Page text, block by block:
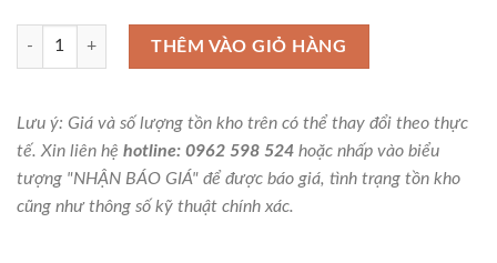
Máy khoan pin Dewalt DCD791N 18V ( Chưa Pin & Sạc ) số lượng
THÊM VÀO GIỎ HÀNG
Lưu ý: Giá và số lượng tồn kho trên có thể thay đổi theo thực
tế. Xin liên hệ hotline: 0962 598 524 hoặc nhấp vào biểu
tượng "NHẬN BÁO GIÁ" để được báo giá, tình trạng tồn kho
cũng như thông số kỹ thuật chính xác.